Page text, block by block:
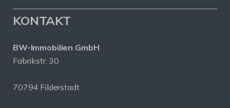
KONTAKT
BW-Immobilien GmbH
Fabrikstr. 30
70794 Filderstadt